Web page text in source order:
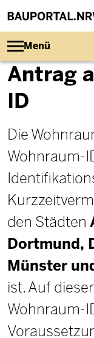
Menü
Antrag
ID
Die
Wohnraum-
den Städten
Dortmund,
Münster
ist. Auf
Wohnraum-